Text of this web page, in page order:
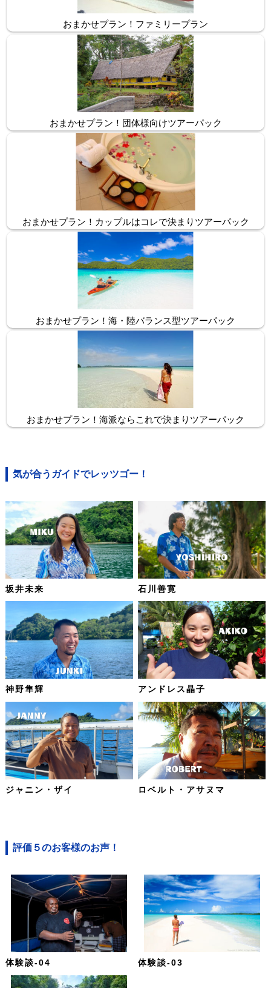
おまかせプラン！ファミリープラン
おまかせプラン！団体様向けツアーパック
おまかせプラン！カップルはコレで決まりツアーパック
おまかせプラン！海・陸バランス型ツアーパック
おまかせプラン！海派ならこれで決まりツアーパック
気が合うガイドでレッツゴー！
坂井未来 石川善寛
神野隼輝 アンドレス晶子
ジャニン・ザイ ロベルト・アサヌマ
評価５のお客様のお声！
体験談-04 体験談-03